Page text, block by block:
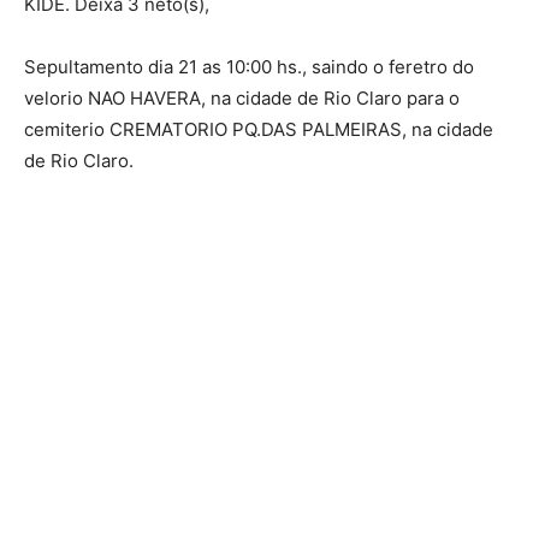
Sepultamento dia 21 as 10:00 hs., saindo o feretro do
velorio NAO HAVERA, na cidade de Rio Claro para o
cemiterio CREMATORIO PQ.DAS PALMEIRAS, na cidade
de Rio Claro.